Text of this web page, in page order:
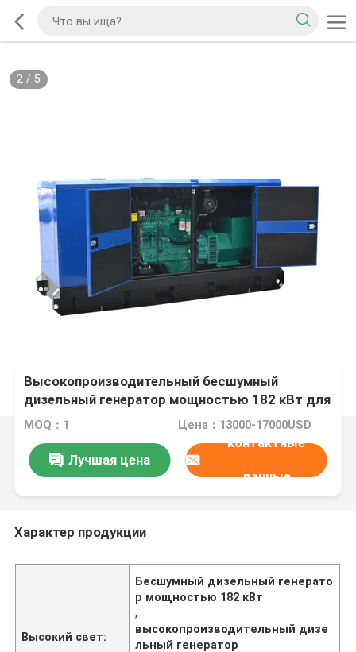
2/ 5
Высокопроизводительный бесшумный
дизельный генератор мощностью 182 кВт для
надежного энергоснабжения
MOQ：1 Цена：13000-17000USD
Лучшая цена
контактные
данные
Характер продукции
Высокий свет:
Бесшумный дизельный генерато
р мощностью 182 кВт
,
высокопроизводительный дизе
льный генератор